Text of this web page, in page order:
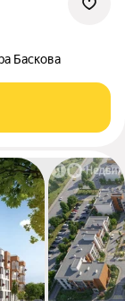
Баскова